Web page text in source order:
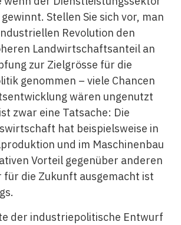
Stellen Sie sich vor, man
Revolution den
Landwirtschaftsanteil an
zur Zielgrösse für die
genommen – viele Chancen
wären ungenutzt
zwar eine Tatsache: Die
hat beispielsweise in
und im Maschinenbau
Vorteil gegenüber anderen
für die Zukunft ausgemacht ist
der industriepolitische Entwurf